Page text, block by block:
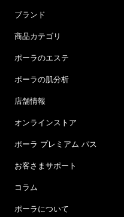
ブランド
商品カテゴリ
ポーラのエステ
ポーラの肌分析
店舗情報
オンラインストア
ポーラ プレミアム パス
お客さまサポート
コラム
ポーラについて